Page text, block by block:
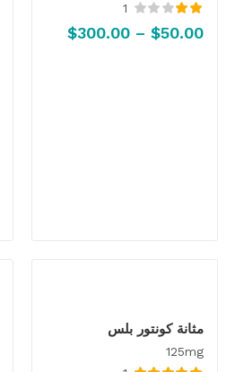
التقييم
1
$50.00
–
$300.00
مثانة كونتور بلس
125mg